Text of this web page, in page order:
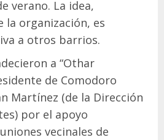
verano. La idea,
la organización, es
a otros barrios.
a “Othar
de Comodoro
Martínez (de la Dirección
por el apoyo
vecinales de